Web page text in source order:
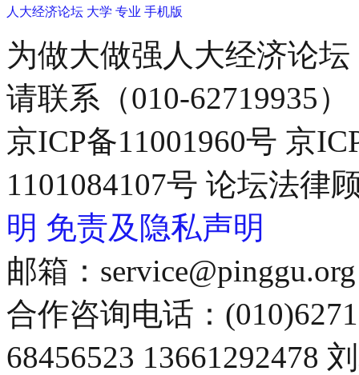
人大经济论坛 大学 专业 手机版
为做大做强人大经济论
请联系（010-62719935）
京ICP备11001960号 京
1101084107号 论坛法律
明 免责及隐私声明
邮箱：service@pinggu.org
合作咨询电话：
68456523 13661292478